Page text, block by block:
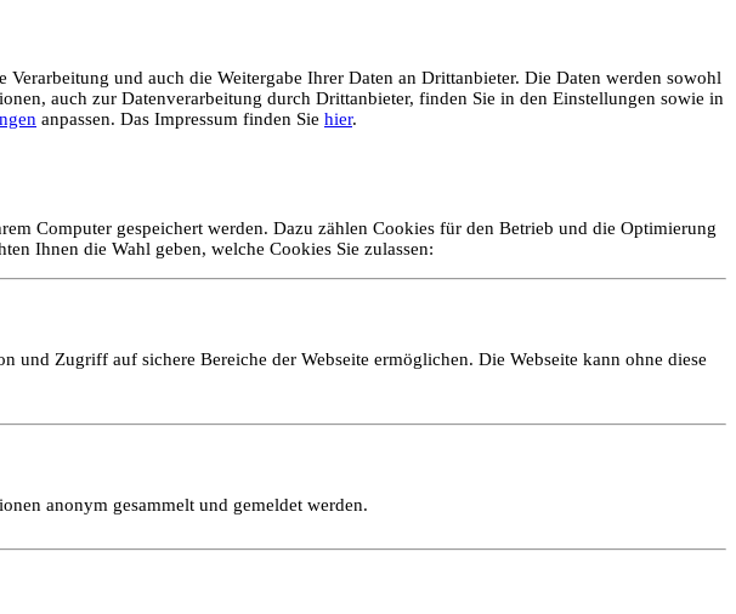
und auch die Weitergabe Ihrer Daten an Drittanbieter. Die Daten werden sowohl
auch zur Datenverarbeitung durch Drittanbieter, finden Sie in den Einstellungen sowie in
anpassen. Das Impressum finden Sie hier.
Computer gespeichert werden. Dazu zählen Cookies für den Betrieb und die Optimierung
Ihnen die Wahl geben, welche Cookies Sie zulassen:
Zugriff auf sichere Bereiche der Webseite ermöglichen. Die Webseite kann ohne diese
anonym gesammelt und gemeldet werden.